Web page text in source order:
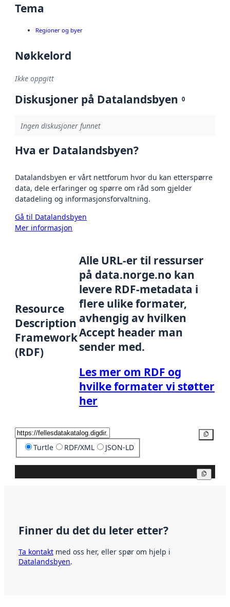
Tema
Regioner og byer
Nøkkelord
Ikke oppgitt
Diskusjoner på Datalandsbyen 0
Ingen diskusjoner funnet
Hva er Datalandsbyen?
Datalandsbyen er vårt nettforum hvor du kan etterspørre
data, dele erfaringer og spørre om råd som gjelder
datadeling og informasjonsforvaltning.
Gå til Datalandsbyen
Mer informasjon
Resource
Description
Framework
(RDF)
Alle URL-er til ressurser
på data.norge.no kan
levere RDF-metadata i
flere ulike formater,
avhengig av hvilken
Accept header man
sender med.
Les mer om RDF og
hvilke formater vi støtter
her
Turtle RDF/XML JSON-LD
Finner du det du leter etter?
Ta kontakt med oss her, eller spør om hjelp i
Datalandsbyen.